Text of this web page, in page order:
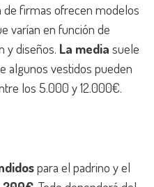
de firmas ofrecen modelos
varían en función de
y diseños. La media suele
algunos vestidos pueden
los 5.000 y 12.000€.
para el padrino y el